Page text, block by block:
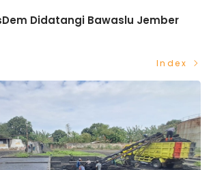
Didatangi Bawaslu Jember
Index